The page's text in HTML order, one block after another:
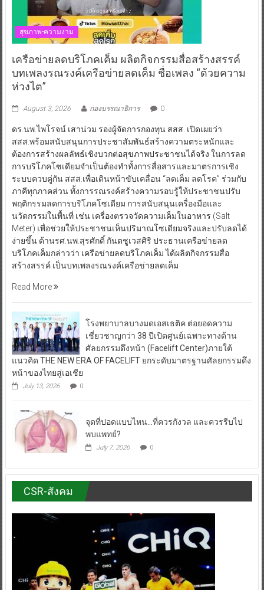
สุขภาพ-ความงาม
เครือข่ายลดบริโภคเค็ม ผลิตกิจกรรมสื่อสร้างสรรค์
บทเพลงรณรงค์เครือข่ายลดเค็ม ชื่อเพลง “ด้วยความ
ห่วงไต”
August 3, 2026 กองบรรณาธิการ 0
ดร.นพ.ไพโรจน์ เสาน่วม รองผู้จัดการกองทุน สสส. เปิดเผยว่า
สสส.พร้อมสนับสนุนการประชาสัมพันธ์สร้างความตระหนักและ
ต้องการสร้างผลลัพธ์เชิงบวกต่อสุขภาพประชาชนได้จริง ในการลด
การบริโภคโซเดียมจำเป็นต้องทำทั้งการสื่อสารและมาตรการเชิง
ระบบควบคู่กัน สสส.เพื่อเดินหน้าขับเคลื่อน “ลดเค็ม ลดโรค” ร่วมกับ
ภาคีทุกภาคส่วน ทั้งการรณรงค์สร้างความรอบรู้ให้ประชาชนปรับ
พฤติกรรมลดการบริโภคโซเดียม การสนับสนุนเครื่องมือและ
นวัตกรรมในพื้นที่ เช่น เครื่องตรวจวัดความเค็มในอาหาร (Salt
Meter) เพื่อช่วยให้ประชาชนเห็นปริมาณโซเดียมจริงและปรับลดได้
ง่ายขึ้น ด้านรศ.นพ.สุรศักดิ์ กันตชูเวสศิริ ประธานเครือข่ายลด
บริโภคเค็มกล่าวว่า เครือข่ายลดบริโภคเค็ม ได้ผลิตกิจกรรมสื่อ
สร้างสรรค์ เป็นบทเพลงรณรงค์เครือข่ายลดเค็ม
Read More
โรงพยาบาลบางมดเอสเธติค ต่อยอดความ
เชี่ยวชาญกว่า 38 ปีเปิดศูนย์เฉพาะทางด้าน
ศัลยกรรมดึงหน้า (Facelift Center)ภายใต้
แนวคิด THE NEW ERA OF FACELIFT ยกระดับมาตรฐานศัลยกรรมดึง
หน้าของไทยสู่เอเชีย
July 13, 2026 0
จุดที่ปอดแบบไหน…ที่ควรกังวล และควรรีบไป
พบแพทย์?
July 7, 2026 0
CSR-สังคม